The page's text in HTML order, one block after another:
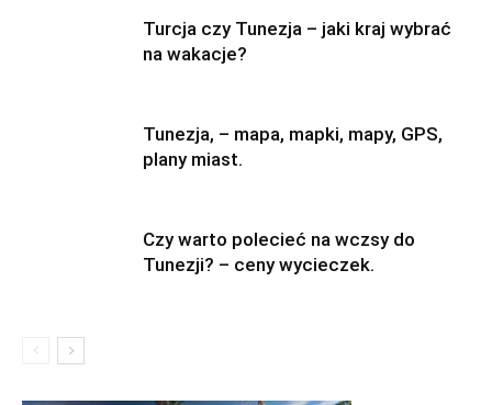
Turcja czy Tunezja – jaki kraj wybrać
na wakacje?
Tunezja, – mapa, mapki, mapy, GPS,
plany miast.
Czy warto polecieć na wczsy do
Tunezji? – ceny wycieczek.